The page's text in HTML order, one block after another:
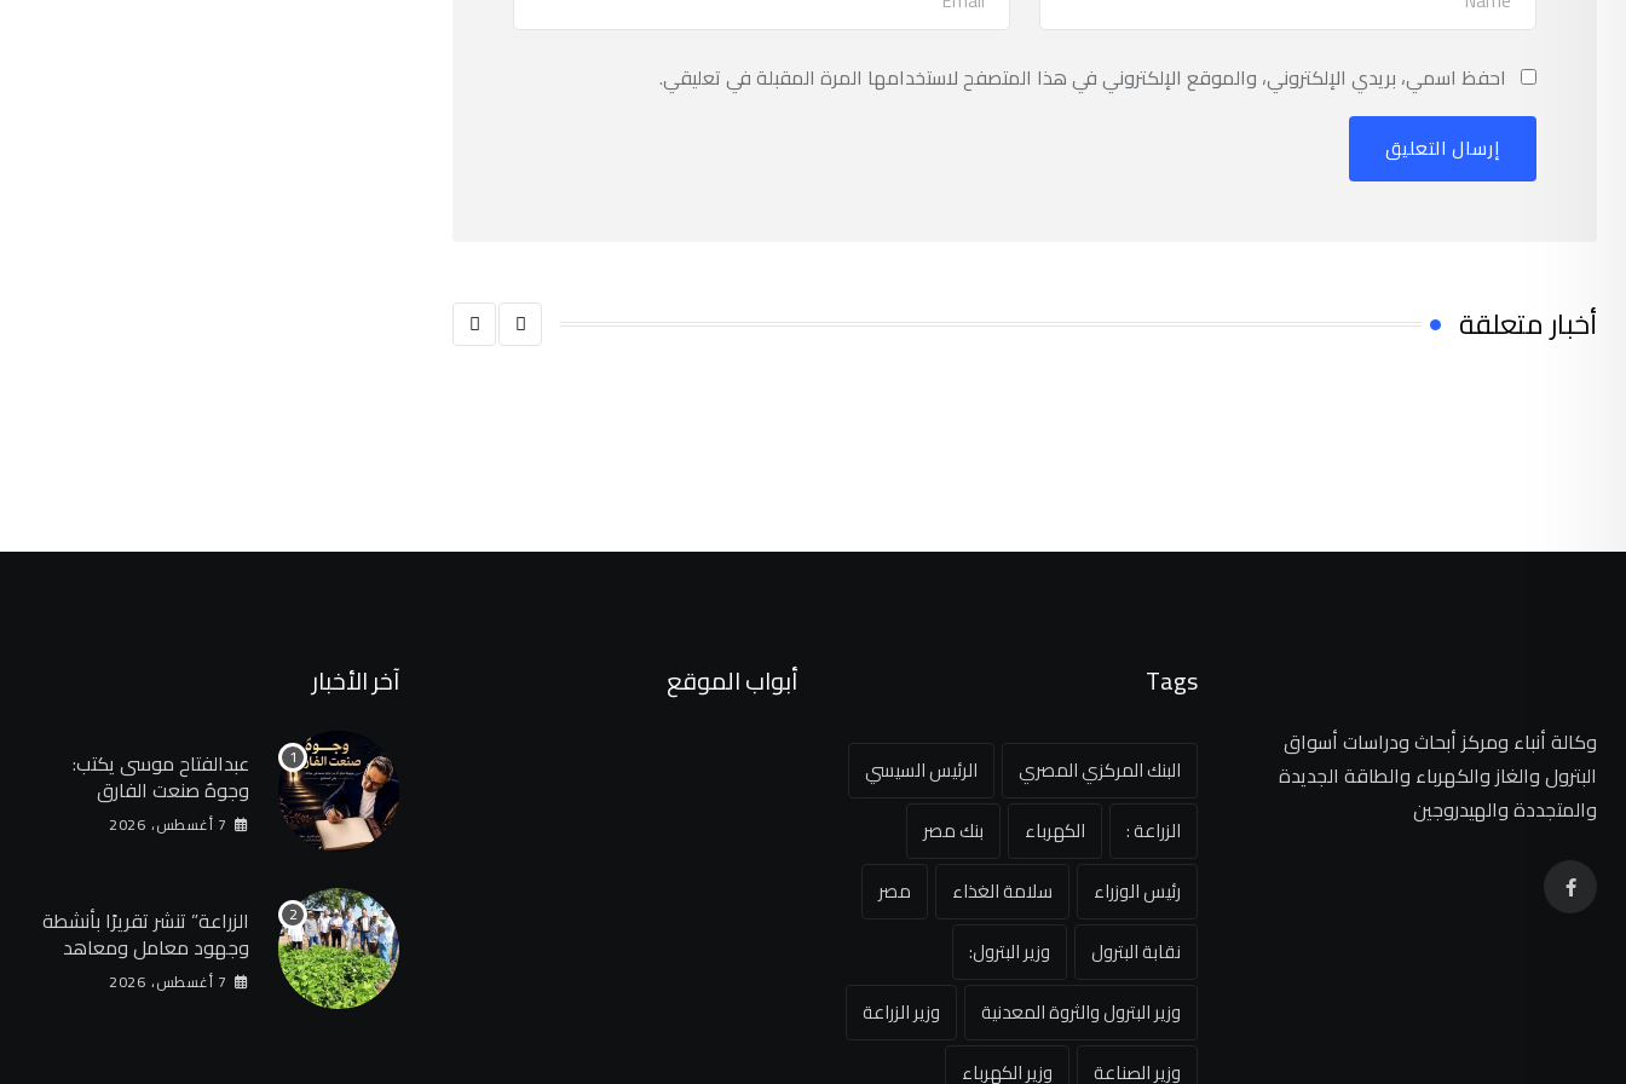
احفظ اسمي، بريدي الإلكتروني، والموقع الإلكتروني في هذا المتصفح لاستخدامها المرة المقبلة في تعليقي.
أخبار متعلقة
وكالة أنباء ومركز أبحاث ودراسات أسواق
البترول والغاز والكهرباء والطاقة الجديدة
والمتجددة والهيدروجين
Tags
البنك المركزي المصري
الرئيس السيسي
الزراعة :
الكهرباء
بنك مصر
رئيس الوزراء
سلامة الغذاء
مصر
نقابة البترول
وزير البترول:
وزير البترول والثروة المعدنية
وزير الزراعة
وزير الصناعة
وزير الكهرباء
أبواب الموقع آخر الأخبار
عبدالفتاح موسى يكتب:
وجوهٌ صنعت الفارق
7 أغسطس، 2026
الزراعة” تنشر تقريرًا بأنشطة
وجهود معامل ومعاهد
“البحوث الزراعية” خلال
الأسبوع الأول من أغسطس
7 أغسطس، 2026